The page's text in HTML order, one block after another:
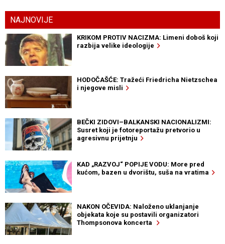
NAJNOVIJE
KRIKOM PROTIV NACIZMA: Limeni doboš koji
razbija velike ideologije
HODOČAŠĆE: Tražeći Friedricha Nietzschea
i njegove misli
BEČKI ZIDOVI–BALKANSKI NACIONALIZMI:
Susret koji je fotoreportažu pretvorio u
agresivnu prijetnju
KAD „RAZVOJ“ POPIJE VODU: More pred
kućom, bazen u dvorištu, suša na vratima
NAKON OČEVIDA: Naloženo uklanjanje
objekata koje su postavili organizatori
Thompsonova koncerta